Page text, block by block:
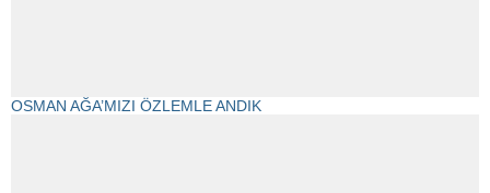
OSMAN AĞA’MIZI ÖZLEMLE ANDIK